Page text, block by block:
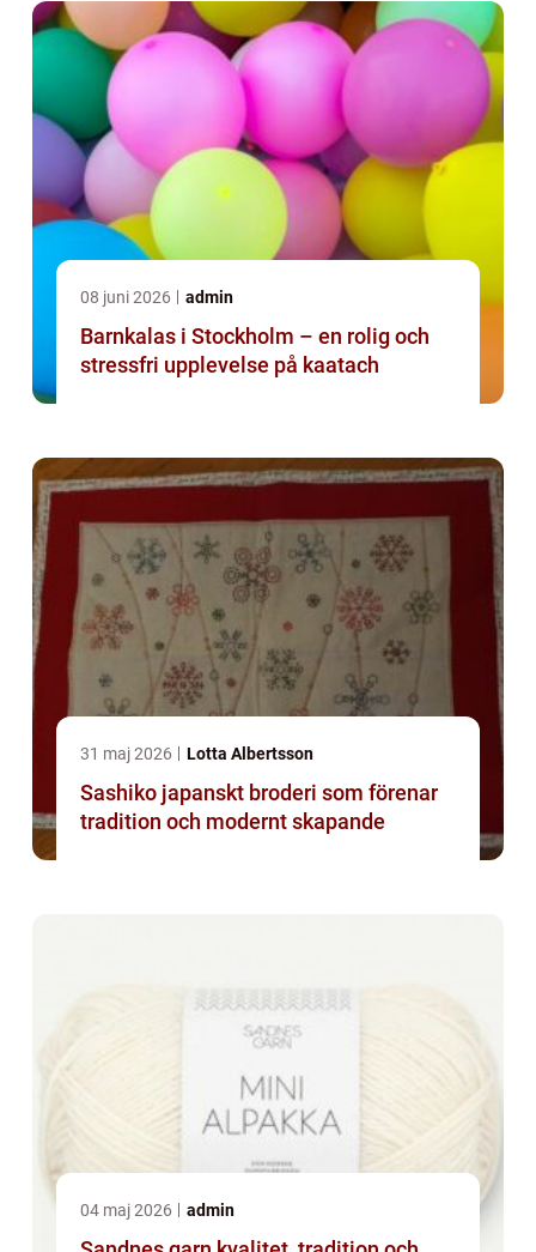
08 juni 2026 admin
Barnkalas i Stockholm – en rolig och
stressfri upplevelse på kaatach
31 maj 2026 Lotta Albertsson
Sashiko japanskt broderi som förenar
tradition och modernt skapande
04 maj 2026 admin